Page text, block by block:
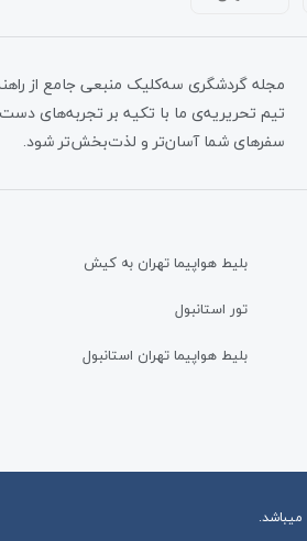
مجله گردشگری سه‌کلیک منبعی جامع از
تیم تحریریه‌ی ما با تکیه بر تجربه‌های
سفرهای شما آسان‌تر و لذت‌بخش‌تر شود.
بلیط هواپیما تهران به کیش
تور استانبول
بلیط هواپیما تهران استانبول
میباشد.